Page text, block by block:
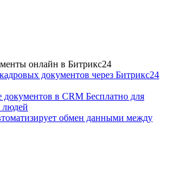
онлайн в Битрикс24
документов через Битрикс24
в CRM Бесплатно для
людей
обмен данными между